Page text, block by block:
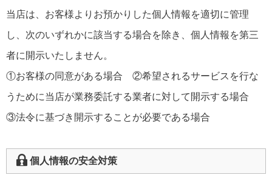
当店は、お客様よりお預かりした個人情報を適切に管理
し、次のいずれかに該当する場合を除き、個人情報を第三
者に開示いたしません。
①お客様の同意がある場合 ②希望されるサービスを行な
うために当店が業務委託する業者に対して開示する場合
③法令に基づき開示することが必要である場合
個人情報の安全対策